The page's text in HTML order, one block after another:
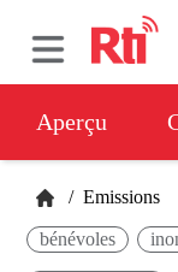
Aperçu
/ Emissions
bénévoles